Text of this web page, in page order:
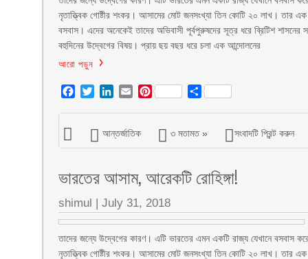
নৃতাত্ত্বিক গোষ্টীর শংকর। আসামের মোট জনসংখ্যা তিন কোটি ২০ লাখ। তার এক
বসবাস। এদের অনেকেই তাদের অভিবাসী পূর্বপুরুষদের সূত্র ধরে ব্রিটিশ
বহুদিনের উদ্বেগের বিষয়। প্রায় ছয় বছর ধরে চলা এক আন্দোলনের
আরো পড়ুন
Facebook
TwitterLinkedIn
EmailPinterest Share
আন্তর্জাতিক ৩ মতামত » সংবাদটি প্রিন্ট করুন
ভারতের আসাম, আরেকটি রোহিঙ্গা!
shimul | July 31, 2018
তাদের জন্যে উদ্বেগের কারণ। এটি ভারতের এমন একটি রাজ্য যেখানে বসবাস
নৃতাত্ত্বিক গোষ্টীর শংকর। আসামের মোট জনসংখ্যা তিন কোটি ২০ লাখ। তার এক